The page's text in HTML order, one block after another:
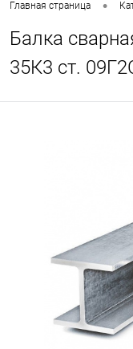
Главная страница •
Балка
35К3 ст.